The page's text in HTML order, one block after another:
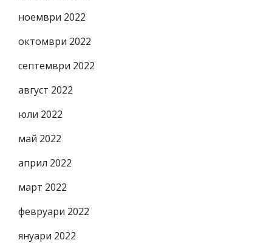
ноември 2022
октомври 2022
септември 2022
август 2022
юли 2022
май 2022
април 2022
март 2022
февруари 2022
януари 2022